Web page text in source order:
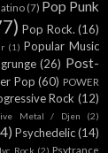
Rock (12)
Metal / Djen (2)
Psychedelic (14)
Rock (2) Psytrance
Punk (1) PunkPunk
Rap Metal (19)
(90)
Regional
Remix (official) (4)
(1) Riddim / Tearout